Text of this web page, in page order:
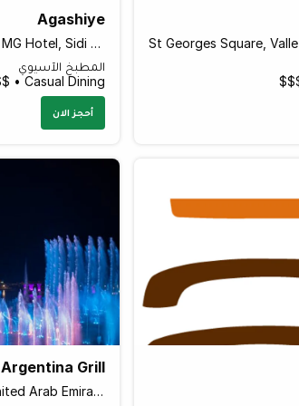
Agashiye
3rd Floor The House Of MG Hotel, Sidi Saiyed Jali Lal Darwaja, Ahmedabad 380001 India
المطبخ الآسيوي
Casual Dining • $$$
أحجز الان
Argentina Grill
Palm Jumeirah, Dubai United Arab Emirates